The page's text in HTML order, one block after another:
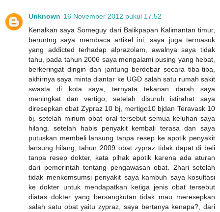
Unknown 16 November 2012 pukul 17.52
Kenalkan saya Someguy dari Balikpapan Kalimantan timur,
beruntng saya membaca artikel ini, saya juga termasuk
yang addicted terhadap alprazolam, awalnya saya tidak
tahu, pada tahun 2006 saya mengalami pusing yang hebat,
berkeringat dingin dan jantung berdebar secara tiba-tiba,
akhirnya saya minta diantar ke UGD salah satu rumah sakit
swasta di kota saya, ternyata tekanan darah saya
meningkat dan vertigo, setelah disuruh istirahat saya
diresepkan obat Zypraz 10 bj, mertigo10 bjdan Teravask 10
bj. setelah minum obat oral tersebut semua keluhan saya
hilang. setelah habis penyakit kembali terasa dan saya
putuskan membeli lansung tanpa resep ke apotik penyakit
lansung hilang, tahun 2009 obat zypraz tidak dapat di beli
tanpa resep dokter, kata pihak apotik karena ada aturan
dari pemerintah tentang pengawasan obat. 2hari setelah
tidak menkomsumsi penyakit saya kambuh saya kosultasi
ke dokter untuk mendapatkan ketiga jenis obat tersebut
diatas dokter yang bersangkutan tidak mau meresepkan
salah satu obat yaitu zypraz, saya bertanya kenapa?, dari